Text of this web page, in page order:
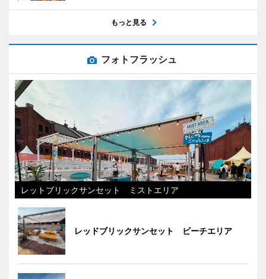
もっと見る
フォトフラッシュ
レットブリックサンセット ミストエリア
レッドブリックサンセット ビーチエリア